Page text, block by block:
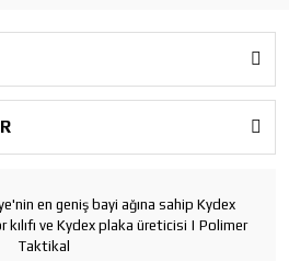
en geniş bayi ağına sahip Kydex
kılıfı ve Kydex plaka üreticisi | Polimer
Taktikal